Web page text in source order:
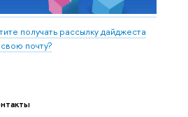
получать рассылку дайджеста
почту?